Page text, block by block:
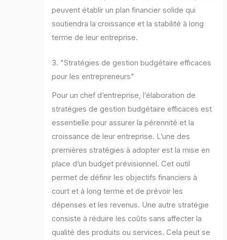
peuvent établir un plan financier solide qui
soutiendra la croissance et la stabilité à long
terme de leur entreprise.
3. "Stratégies de gestion budgétaire efficaces
pour les entrepreneurs"
Pour un chef d’entreprise, l’élaboration de
stratégies de gestion budgétaire efficaces est
essentielle pour assurer la pérennité et la
croissance de leur entreprise. L’une des
premières stratégies à adopter est la mise en
place d’un budget prévisionnel. Cet outil
permet de définir les objectifs financiers à
court et à long terme et de prévoir les
dépenses et les revenus. Une autre stratégie
consiste à réduire les coûts sans affecter la
qualité des produits ou services. Cela peut se